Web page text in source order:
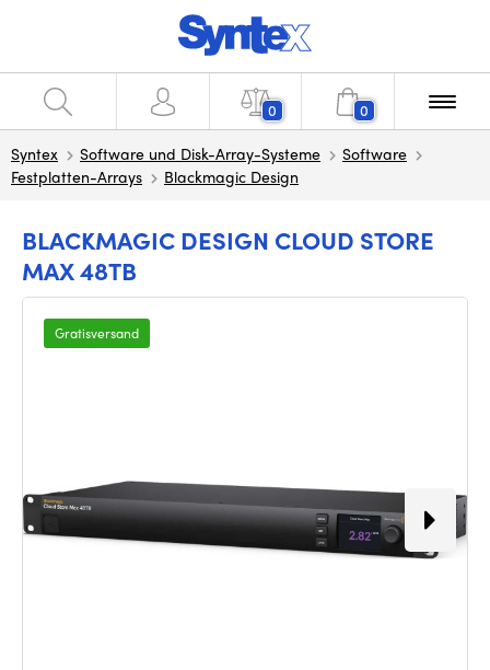
0 0
Syntex Software und Disk-Array-Systeme
Software
Festplatten-Arrays
Blackmagic Design
BLACKMAGIC DESIGN CLOUD STORE
MAX 48TB
Gratisversand